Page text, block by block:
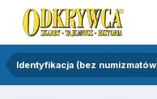
Identyfikacja (bez